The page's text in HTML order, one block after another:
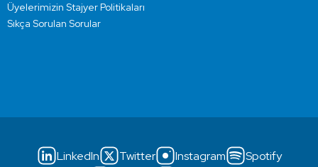
Üyelerimizin Stajyer Politikaları
Sıkça Sorulan Sorular
LinkedIn Twitter Instagram
Spotify